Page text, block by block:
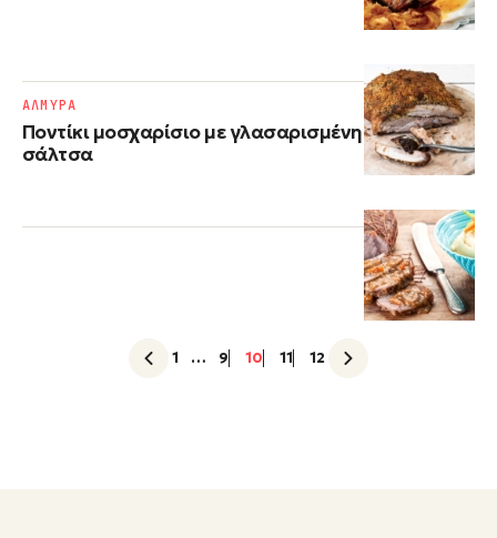
Ποντίκι μοσχαρίσιο με γλασαρισμένη
σάλτσα
ΑΛΜΥΡΑ
1 … 9 10 11 12